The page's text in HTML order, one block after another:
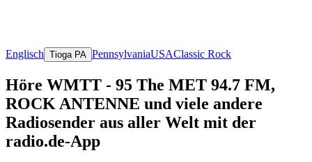
Englisch Tioga PA PennsylvaniaUSAClassic Rock
Höre WMTT - 95 The MET 94.7 FM,
ROCK ANTENNE und viele andere
Radiosender aus aller Welt mit der
radio.de-App